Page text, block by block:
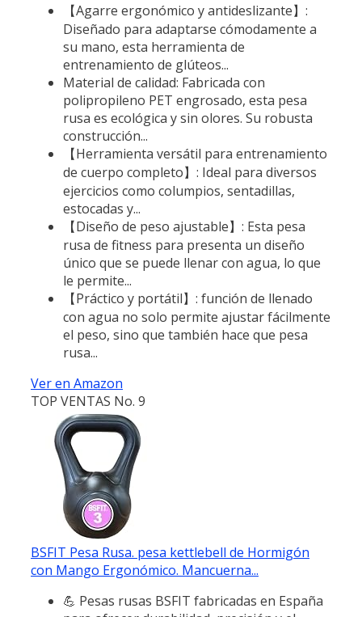
【Agarre ergonómico y antideslizante】:
Diseñado para adaptarse cómodamente a
su mano, esta herramienta de
entrenamiento de glúteos...
Material de calidad: Fabricada con
polipropileno PET engrosado, esta pesa
rusa es ecológica y sin olores. Su robusta
construcción...
【Herramienta versátil para entrenamiento
de cuerpo completo】: Ideal para diversos
ejercicios como columpios, sentadillas,
estocadas y...
【Diseño de peso ajustable】: Esta pesa
rusa de fitness para presenta un diseño
único que se puede llenar con agua, lo que
le permite...
【Práctico y portátil】: función de llenado
con agua no solo permite ajustar fácilmente
el peso, sino que también hace que pesa
rusa...
Ver en Amazon
TOP VENTAS No. 9
BSFIT Pesa Rusa. pesa kettlebell de Hormigón
con Mango Ergonómico. Mancuerna...
💪 Pesas rusas BSFIT fabricadas en España